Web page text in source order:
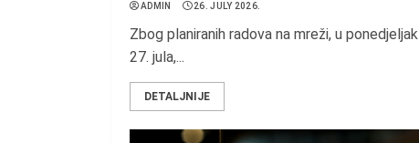
ADMIN 26. JULY 2026.
Zbog planiranih radova na mreži, u ponedjeljak
27. jula,...
DETALJNIJE